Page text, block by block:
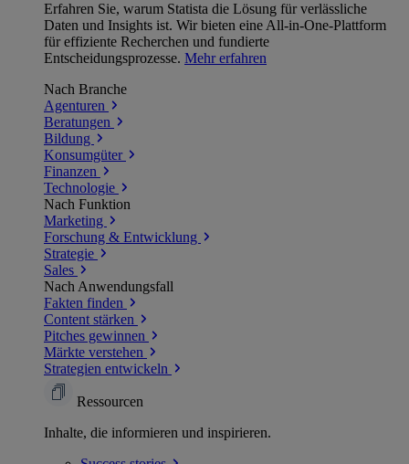
Erfahren Sie, warum Statista die Lösung für verlässliche
Daten und Insights ist. Wir bieten eine All-in-One-Plattform
für effiziente Recherchen und fundierte
Entscheidungsprozesse. Mehr erfahren
Nach Branche
Agenturen
Beratungen
Bildung
Konsumgüter
Finanzen
Technologie
Nach Funktion
Marketing
Forschung & Entwicklung
Strategie
Sales
Nach Anwendungsfall
Fakten finden
Content stärken
Pitches gewinnen
Märkte verstehen
Strategien entwickeln
Ressourcen
Inhalte, die informieren und inspirieren.